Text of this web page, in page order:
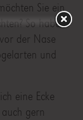
Sie ein
So haben
der Nase
und
eine Ecke
gern